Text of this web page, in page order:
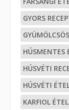
GYORS
HÚSMENTES
HÚSVÉTI
HÚSVÉTI
KARFIOL